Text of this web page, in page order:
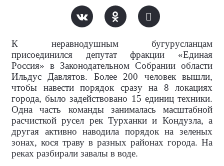
К неравнодушным бугурусланцам
присоединился депутат фракции «Единая
Россия» в Законодательном Собрании области
Ильдус Давлятов. Более 200 человек вышли,
чтобы навести порядок сразу на 8 локациях
города, было задействовано 15 единиц техники.
Одна часть команды занималась масштабной
расчисткой русел рек Турханки и Кондузла, а
другая активно наводила порядок на зеленых
зонах, кося траву в разных районах города. На
реках разбирали завалы в воде.